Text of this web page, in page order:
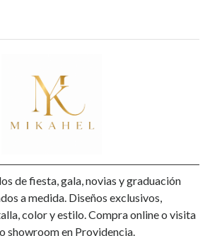
de fiesta, gala, novias y graduación
a medida. Diseños exclusivos,
color y estilo. Compra online o visita
showroom en Providencia.